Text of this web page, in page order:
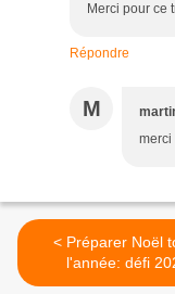
Merci pour ce
Répondre
M
merci
< Préparer Noël toute
l'année: défi